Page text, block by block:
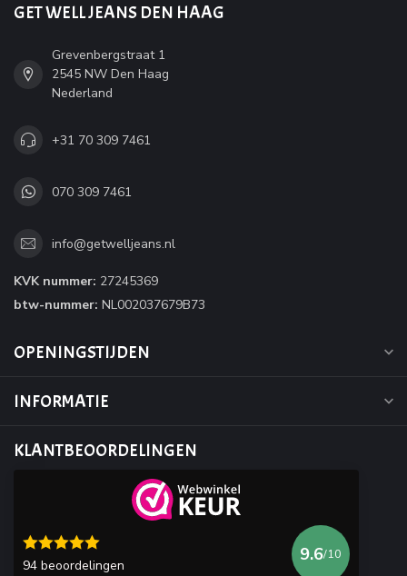
GET WELL JEANS DEN HAAG
Grevenbergstraat 1
2545 NW Den Haag
Nederland
+31 70 309 7461
070 309 7461
info@getwelljeans.nl
KVK nummer: 27245369
btw-nummer: NL002037679B73
OPENINGSTIJDEN
INFORMATIE
KLANTBEOORDELINGEN
94 beoordelingen
9.6/10